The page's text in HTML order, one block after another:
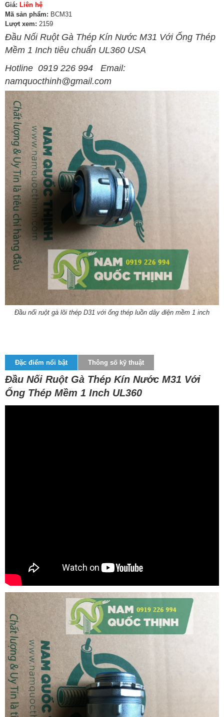
Giá: Liên hệ
Mã sản phẩm: BCM31
Lượt xem: 2159
Đầu Nối Ruột Gà Thép Kín Nước M31 Với Ống Thép
Mềm 1 Inch tiêu chuẩn UL360 USA
Hotline 0919 226 994 Email:
namquocthinh@gmail.com
Đầu nối ruột gà lõi thép D31 với ống thép luồn dây điện mềm 1 inch
Đặc điểm nổi bật Thông số kỹ thuật
Đầu Nối Ruột Gà Thép Kín Nước M31 Với
Ống Thép Mềm 1 Inch UL360